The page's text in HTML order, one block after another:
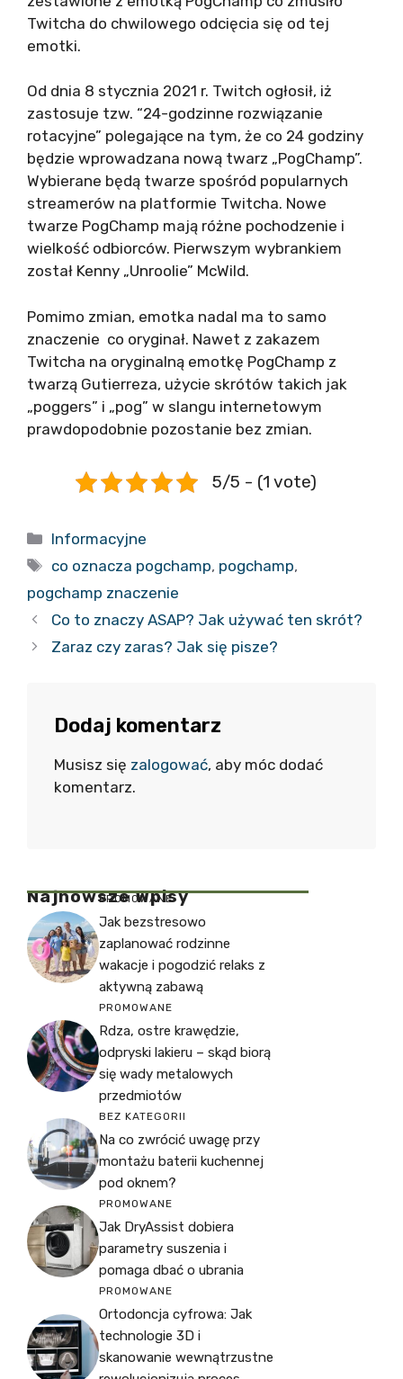
Twitcha do chwilowego odcięcia się od tej
emotki.
Od dnia 8 stycznia 2021 r. Twitch ogłosił, iż
zastosuje tzw. “24-godzinne rozwiązanie
rotacyjne” polegające na tym, że co 24 godziny
będzie wprowadzana nową twarz „PogChamp”.
Wybierane będą twarze spośród popularnych
streamerów na platformie Twitcha. Nowe
twarze PogChamp mają różne pochodzenie i
wielkość odbiorców. Pierwszym wybrankiem
został Kenny „Unroolie” McWild.
Pomimo zmian, emotka nadal ma to samo
znaczenie co oryginał. Nawet z zakazem
Twitcha na oryginalną emotkę PogChamp z
twarzą Gutierreza, użycie skrótów takich jak
„poggers” i „pog” w slangu internetowym
prawdopodobnie pozostanie bez zmian.
5/5 - (1 vote)
Kategorie
Informacyjne
Tagi
co oznacza pogchamp, pogchamp,
pogchamp znaczenie
Co to znaczy ASAP? Jak używać ten skrót?
Zaraz czy zaras? Jak się pisze?
Dodaj komentarz
Musisz się zalogować, aby móc dodać
komentarz.
Najnowsze Wpisy
PROMOWANE
Jak bezstresowo
zaplanować rodzinne
wakacje i pogodzić relaks z
aktywną zabawą
PROMOWANE
Rdza, ostre krawędzie,
odpryski lakieru – skąd biorą
się wady metalowych
przedmiotów
BEZ KATEGORII
Na co zwrócić uwagę przy
montażu baterii kuchennej
pod oknem?
PROMOWANE
Jak DryAssist dobiera
parametry suszenia i
pomaga dbać o ubrania
PROMOWANE
Ortodoncja cyfrowa: Jak
technologie 3D i
skanowanie wewnątrzustne